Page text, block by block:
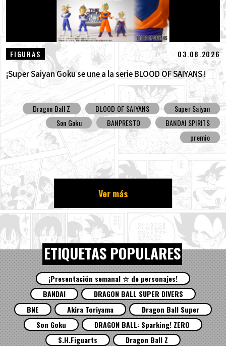
FIGURAS 03.08.2026
¡Super Saiyan Goku se une a la serie BLOOD OF SAIYANS !
Dragon Ball Z BLOOD OF SAIYANS
Super Saiyan
Son Goku
BANPRESTO
BANDAI SPIRITS
premio
Ver más
ETIQUETAS POPULARES
¡Presentación semanal ☆ de personajes!
BANDAI
DRAGON BALL SUPER DIVERS
BNE
Akira Toriyama
Dragon Ball Super
Son Goku
DRAGON BALL: Sparking! ZERO
S.H.Figuarts
Dragon Ball Z